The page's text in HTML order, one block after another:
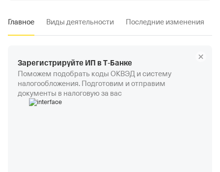
Главное Виды деятельности Последние изменения
Зарегистрируйте ИП в Т‑Банке
Поможем подобрать коды ОКВЭД и систему
налогообложения. Подготовим и отправим
документы в налоговую за вас